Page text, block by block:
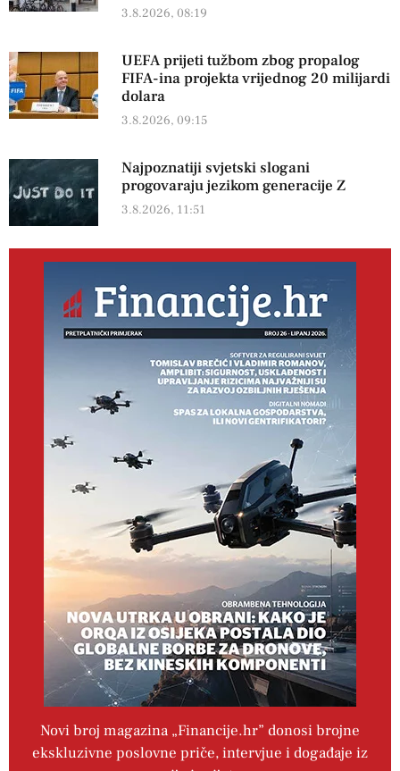
3.8.2026, 08:19
UEFA prijeti tužbom zbog propalog
FIFA-ina projekta vrijednog 20 milijardi
dolara
3.8.2026, 09:15
Najpoznatiji svjetski slogani
progovaraju jezikom generacije Z
3.8.2026, 11:51
Novi broj magazina „Financije.hr” donosi brojne
ekskluzivne poslovne priče, intervjue i događaje iz